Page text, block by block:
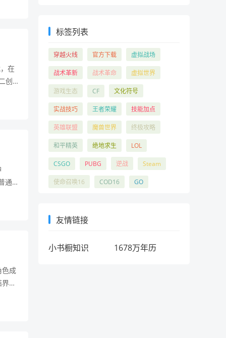
在
创
通
色成
如
标签列表
穿越火线 官方下载 虚拟战场
战术革新 战术革命 虚拟世界
游戏生态 CF 文化符号
实战技巧 王者荣耀 技能加点
英雄联盟 魔兽世界 终极攻略
和平精英 绝地求生 LOL
CSGO PUBG 逆战 Steam
使命召唤16 COD16 GO
友情链接
小书橱知识 1678万年历